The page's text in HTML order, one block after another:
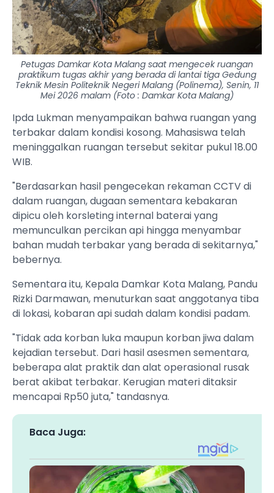
Petugas Damkar Kota Malang saat mengecek ruangan
praktikum tugas akhir yang berada di lantai tiga Gedung
Teknik Mesin Politeknik Negeri Malang (Polinema), Senin, 11
Mei 2026 malam (Foto : Damkar Kota Malang)
Ipda Lukman menyampaikan bahwa ruangan yang
terbakar dalam kondisi kosong. Mahasiswa telah
meninggalkan ruangan tersebut sekitar pukul 18.00
WIB.
"Berdasarkan hasil pengecekan rekaman CCTV di
dalam ruangan, dugaan sementara kebakaran
dipicu oleh korsleting internal baterai yang
memunculkan percikan api hingga menyambar
bahan mudah terbakar yang berada di sekitarnya,"
bebernya.
Sementara itu, Kepala Damkar Kota Malang, Pandu
Rizki Darmawan, menuturkan saat anggotanya tiba
di lokasi, kobaran api sudah dalam kondisi padam.
"Tidak ada korban luka maupun korban jiwa dalam
kejadian tersebut. Dari hasil asesmen sementara,
beberapa alat praktik dan alat operasional rusak
berat akibat terbakar. Kerugian materi ditaksir
mencapai Rp50 juta," tandasnya.
Baca Juga: